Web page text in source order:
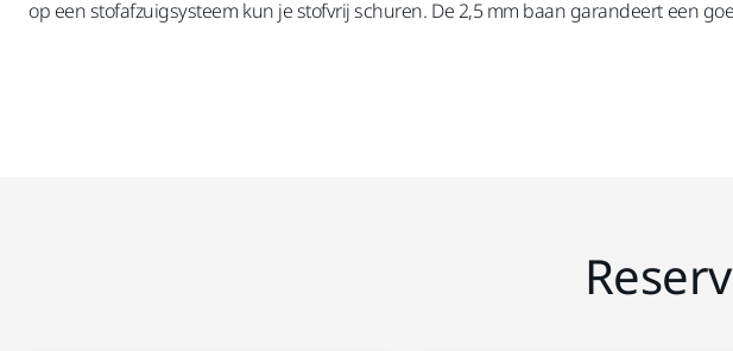
op een stofafzuigsysteem kun je stofvrij schuren. De 2,5 mm baan garandeert een